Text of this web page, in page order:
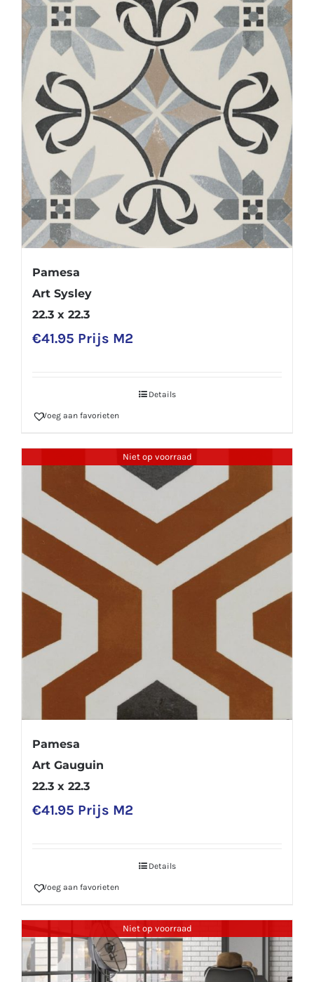
Pamesa
Art Sysley
22.3 x 22.3
€41.95 Prijs M2
Details
Voeg aan favorieten
Niet op voorraad
Pamesa
Art Gauguin
22.3 x 22.3
€41.95 Prijs M2
Details
Voeg aan favorieten
Niet op voorraad